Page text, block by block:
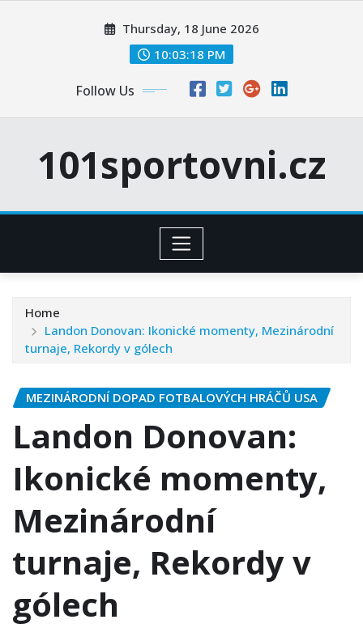
Thursday, 18 June 2026
10:03:19 PM
Follow Us
101sportovni.cz
Home
Landon Donovan: Ikonické momenty, Mezinárodní
turnaje, Rekordy v gólech
MEZINÁRODNÍ DOPAD FOTBALOVÝCH HRÁČŮ USA
Landon Donovan:
Ikonické momenty,
Mezinárodní
turnaje, Rekordy v
gólech